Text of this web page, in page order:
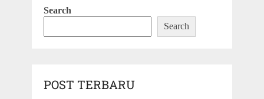
Search
Search
POST TERBARU